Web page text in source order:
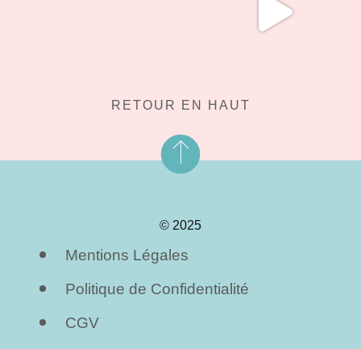
RETOUR EN HAUT
© 2025
Mentions Légales
Politique de Confidentialité
CGV